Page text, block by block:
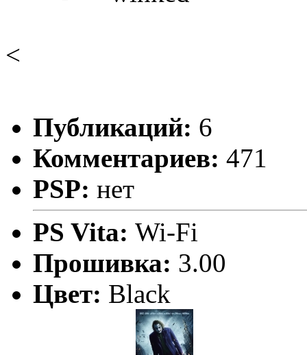
<
Публикаций: 6
Комментариев: 471
PSP: нет
PS Vita: Wi-Fi
Прошивка: 3.00
Цвет: Black